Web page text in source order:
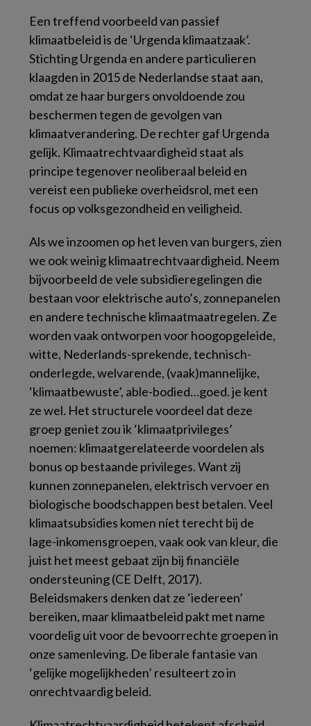
Een treffend voorbeeld van passief
klimaatbeleid is de ‘Urgenda klimaatzaak’.
Stichting Urgenda en andere particulieren
klaagden in 2015 de Nederlandse staat aan,
omdat ze haar burgers onvoldoende zou
beschermen tegen de gevolgen van
klimaatverandering. De rechter gaf Urgenda
gelijk. Klimaatrechtvaardigheid staat als
principe tegenover neoliberaal beleid en
vereist een publieke overheidsrol, met een
focus op volksgezondheid en veiligheid.
Als we inzoomen op het leven van burgers, zien
we ook weinig klimaatrechtvaardigheid. Neem
bijvoorbeeld de vele subsidieregelingen die
bestaan voor elektrische auto’s, zonnepanelen
en andere technische klimaatmaatregelen. Ze
worden vaak ontworpen voor hoogopgeleide,
witte, Nederlands-sprekende, technisch-
onderlegde, welvarende, (vaak)mannelijke,
‘klimaatbewuste’, able-bodied…goed. je kent
ze wel. Het structurele voordeel dat deze
groep geniet zou ik ‘klimaatprivileges’
noemen: klimaatgerelateerde voordelen als
bonus op bestaande privileges. Want zij
kunnen zonnepanelen, elektrisch vervoer en
biologische boodschappen best betalen. Veel
klimaatsubsidies komen níet terecht bij de
lage-inkomensgroepen, vaak ook van kleur, die
juist het meest gebaat zijn bij financiële
ondersteuning (CE Delft, 2017).
Beleidsmakers denken dat ze ‘iedereen’
bereiken, maar klimaatbeleid pakt met name
voordelig uit voor de bevoorrechte groepen in
onze samenleving. De liberale fantasie van
‘gelijke mogelijkheden’ resulteert zo in
onrechtvaardig beleid.